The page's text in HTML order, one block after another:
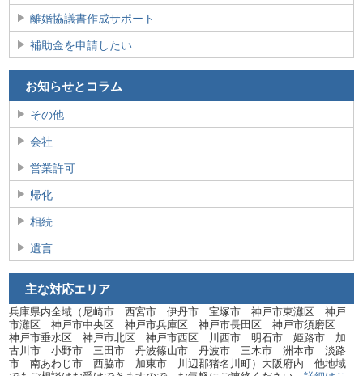
離婚協議書作成サポート
補助金を申請したい
お知らせとコラム
その他
会社
営業許可
帰化
相続
遺言
主な対応エリア
兵庫県内全域（尼崎市 西宮市 伊丹市 宝塚市 神戸市東灘区 神戸
市灘区 神戸市中央区 神戸市兵庫区 神戸市長田区 神戸市須磨区
神戸市垂水区 神戸市北区 神戸市西区 川西市 明石市 姫路市 加
古川市 小野市 三田市 丹波篠山市 丹波市 三木市 洲本市 淡路
市 南あわじ市 西脇市 加東市 川辺郡猪名川町）大阪府内 他地域